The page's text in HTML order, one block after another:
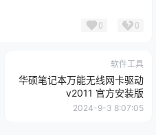
0 0
软件工具
华硕笔记本万能无线网卡驱动
v2011 官方安装版
2024-9-3 8:07:05